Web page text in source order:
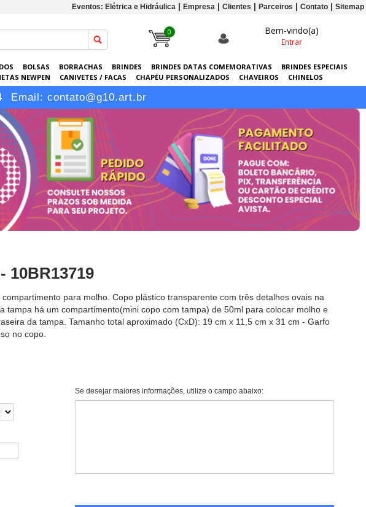
Eventos: Elétrica e Hidráulica Empresa Clientes Parceiros Contato Sitemap
0 Bem-vindo(a)
Entrar
BOLSAS BORRACHAS BRINDES BRINDES DATAS COMEMORATIVAS
BRINDES ESPECIAIS
NEWPEN CANIVETES / FACAS CHAPÉU PERSONALIZADOS CHAVEIROS
CHINELOS
EVENTOS GARRAFAS PERSONALIZADAS GRÁFICA GUARDA-CHUVAS KITS
LANÇAMENTOS
LÁPIS
Email: contato@g10.art.br
10BR13719
para molho. Copo plástico transparente com três detalhes ovais na
tampa há um compartimento(mini copo com tampa) de 50ml para colocar molho e
da tampa. Tamanho total aproximado (CxD): 19 cm x 11,5 cm x 31 cm - Garfo
no copo.
Se desejar maiores informações, utilize o campo abaixo: